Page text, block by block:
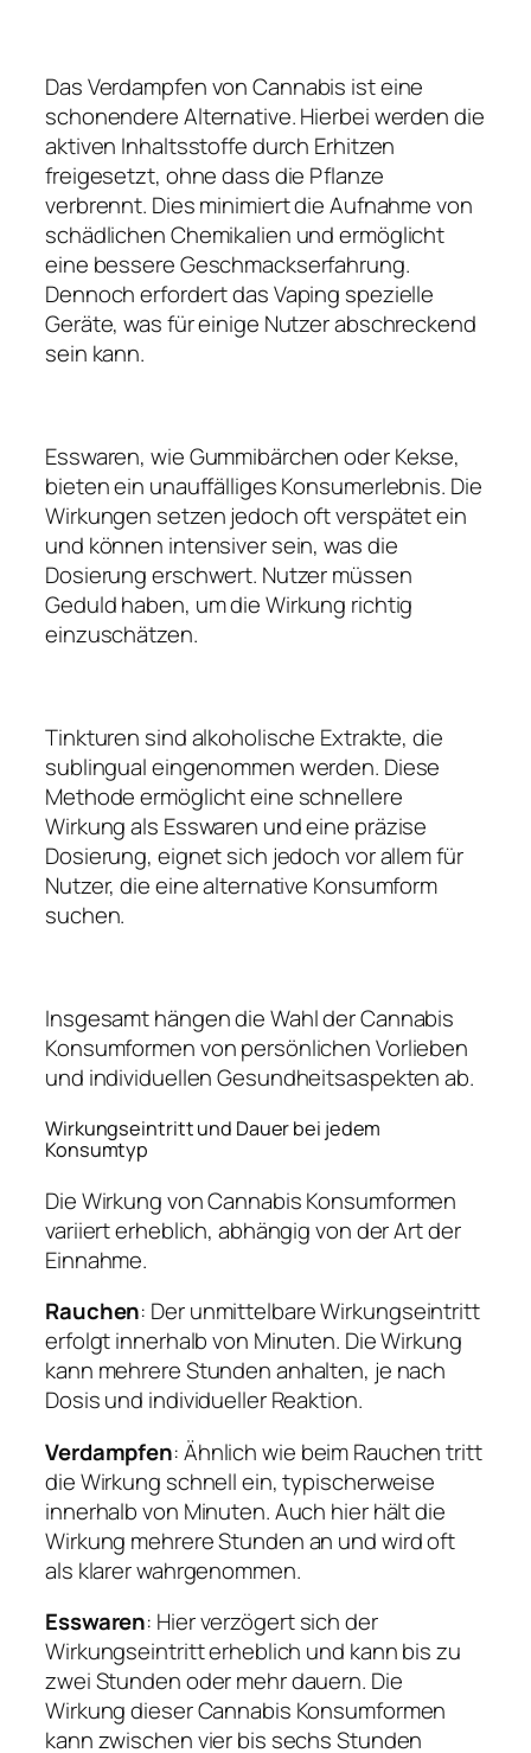
Das Verdampfen von Cannabis ist eine
schonendere Alternative. Hierbei werden die
aktiven Inhaltsstoffe durch Erhitzen
freigesetzt, ohne dass die Pflanze
verbrennt. Dies minimiert die Aufnahme von
schädlichen Chemikalien und ermöglicht
eine bessere Geschmackserfahrung.
Dennoch erfordert das Vaping spezielle
Geräte, was für einige Nutzer abschreckend
sein kann.
Esswaren, wie Gummibärchen oder Kekse,
bieten ein unauffälliges Konsumerlebnis. Die
Wirkungen setzen jedoch oft verspätet ein
und können intensiver sein, was die
Dosierung erschwert. Nutzer müssen
Geduld haben, um die Wirkung richtig
einzuschätzen.
Tinkturen sind alkoholische Extrakte, die
sublingual eingenommen werden. Diese
Methode ermöglicht eine schnellere
Wirkung als Esswaren und eine präzise
Dosierung, eignet sich jedoch vor allem für
Nutzer, die eine alternative Konsumform
suchen.
Insgesamt hängen die Wahl der Cannabis
Konsumformen von persönlichen Vorlieben
und individuellen Gesundheitsaspekten ab.
Wirkungseintritt und Dauer bei jedem
Konsumtyp
Die Wirkung von Cannabis Konsumformen
variiert erheblich, abhängig von der Art der
Einnahme.
Rauchen: Der unmittelbare Wirkungseintritt
erfolgt innerhalb von Minuten. Die Wirkung
kann mehrere Stunden anhalten, je nach
Dosis und individueller Reaktion.
Verdampfen: Ähnlich wie beim Rauchen tritt
die Wirkung schnell ein, typischerweise
innerhalb von Minuten. Auch hier hält die
Wirkung mehrere Stunden an und wird oft
als klarer wahrgenommen.
Esswaren: Hier verzögert sich der
Wirkungseintritt erheblich und kann bis zu
zwei Stunden oder mehr dauern. Die
Wirkung dieser Cannabis Konsumformen
kann zwischen vier bis sechs Stunden